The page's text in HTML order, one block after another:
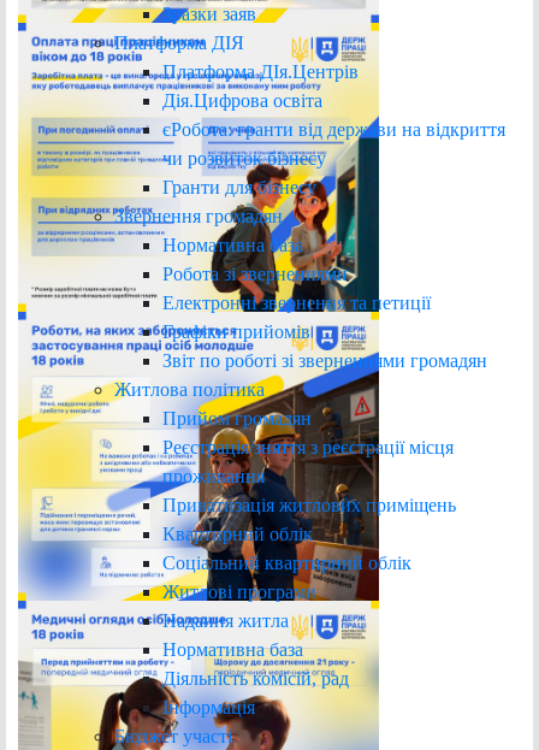
Зразки заяв
Платформа ДІЯ
Платформа ДІя.Центрів
Дія.Цифрова освіта
єРобота: гранти від держави на відкриття
чи розвиток бізнесу
Гранти для бізнесу
Звернення громадян
Нормативна база
Робота зі зверненнями
Електронні звернення та петиції
Графіки прийомів
Звіт по роботі зі зверненнями громадян
Житлова політика
Прийом громадян
Реєстрація/зняття з реєстрації місця
проживання
Приватизація житлових приміщень
Квартирний облік
Соціальний квартирний облік
Житлові програми
Надання житла
Нормативна база
Діяльність комісій, рад
Інформація
Бюджет участі